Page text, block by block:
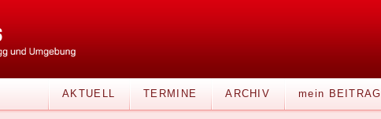
AKTUELL TERMINE ARCHIV mein BEITRAG